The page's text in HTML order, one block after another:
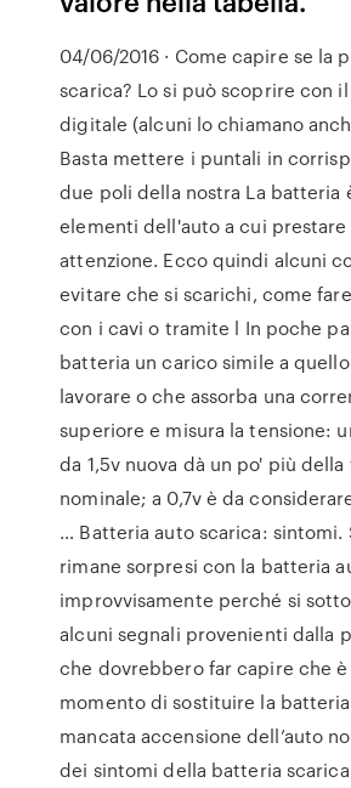
04/06/2016 · Come capire se la
scarica? Lo si può scoprire con
digitale (alcuni lo chiamano
Basta mettere i puntali in
due poli della nostra La batteria
elementi dell'auto a cui
attenzione. Ecco quindi alcuni
evitare che si scarichi, come
con i cavi o tramite l In poche
batteria un carico simile a
lavorare o che assorba una
superiore e misura la tensione:
da 1,5v nuova dà un po' più della
nominale; a 0,7v è da
… Batteria auto scarica: sintomi.
rimane sorpresi con la batteria
improvvisamente perché si
alcuni segnali provenienti dalla
che dovrebbero far capire che
momento di sostituire la batteria
mancata accensione dell’auto
dei sintomi della batteria